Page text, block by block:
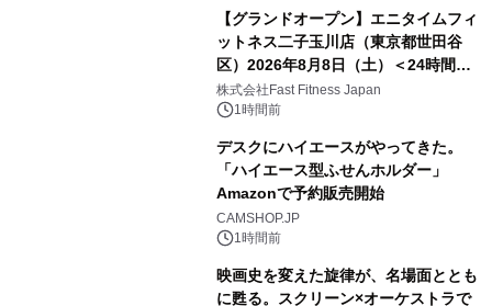
【グランドオープン】エニタイムフィ
ットネス二子玉川店（東京都世田谷
区）2026年8月8日（土）＜24時間年
中無休のフィットネスジム＞
株式会社Fast Fitness Japan
1時間前
デスクにハイエースがやってきた。
「ハイエース型ふせんホルダー」
Amazonで予約販売開始
CAMSHOP.JP
1時間前
映画史を変えた旋律が、名場面ととも
に甦る。スクリーン×オーケストラで